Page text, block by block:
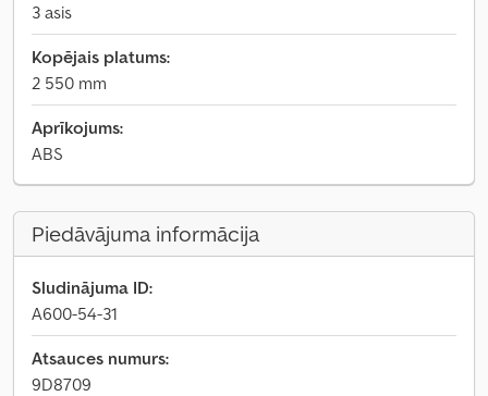
3 asis
Kopējais platums:
2 550 mm
Aprīkojums:
ABS
Piedāvājuma informācija
Sludinājuma ID:
A600-54-31
Atsauces numurs:
9D8709